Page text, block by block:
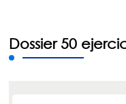
Dossier 50